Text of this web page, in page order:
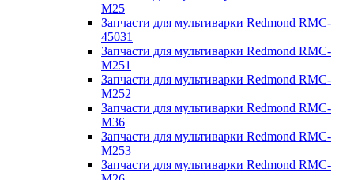
M25
Запчасти для мультиварки Redmond RMC-
45031
Запчасти для мультиварки Redmond RMC-
M251
Запчасти для мультиварки Redmond RMC-
M252
Запчасти для мультиварки Redmond RMC-
M36
Запчасти для мультиварки Redmond RMC-
M253
Запчасти для мультиварки Redmond RMC-